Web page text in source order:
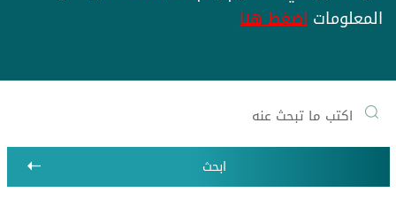
المعلومات اضغط هنا
ابحث